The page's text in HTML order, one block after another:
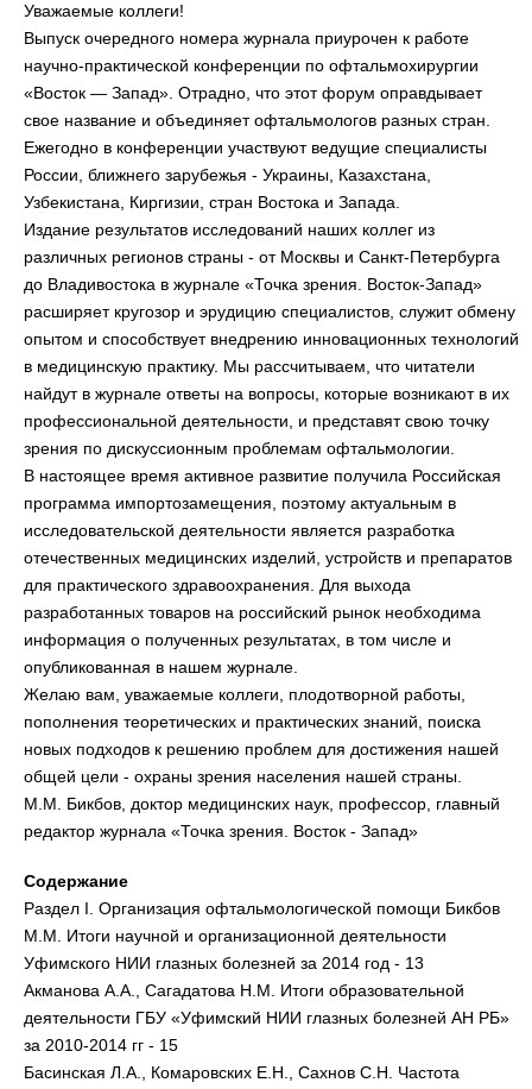
Уважаемые коллеги!
Выпуск очередного номера журнала приурочен к работе
научно-практической конференции по офтальмохирургии
«Восток — Запад». Отрадно, что этот форум оправдывает
свое название и объединяет офтальмологов разных стран.
Ежегодно в конференции участвуют ведущие специалисты
России, ближнего зарубежья - Украины, Казахстана,
Узбекистана, Киргизии, стран Востока и Запада.
Издание результатов исследований наших коллег из
различных регионов страны - от Москвы и Санкт-Петербурга
до Владивостока в журнале «Точка зрения. Восток-Запад»
расширяет кругозор и эрудицию специалистов, служит обмену
опытом и способствует внедрению инновационных технологий
в медицинскую практику. Мы рассчитываем, что читатели
найдут в журнале ответы на вопросы, которые возникают в их
профессиональной деятельности, и представят свою точку
зрения по дискуссионным проблемам офтальмологии.
В настоящее время активное развитие получила Российская
программа импортозамещения, поэтому актуальным в
исследовательской деятельности является разработка
отечественных медицинских изделий, устройств и препаратов
для практического здравоохранения. Для выхода
разработанных товаров на российский рынок необходима
информация о полученных результатах, в том числе и
опубликованная в нашем журнале.
Желаю вам, уважаемые коллеги, плодотворной работы,
пополнения теоретических и практических знаний, поиска
новых подходов к решению проблем для достижения нашей
общей цели - охраны зрения населения нашей страны.
М.М. Бикбов, доктор медицинских наук, профессор, главный
редактор журнала «Точка зрения. Восток - Запад»
Содержание
Раздел I. Организация офтальмологической помощи Бикбов
М.М. Итоги научной и организационной деятельности
Уфимского НИИ глазных болезней за 2014 год - 13
Акманова А.А., Сагадатова Н.М. Итоги образовательной
деятельности ГБУ «Уфимский НИИ глазных болезней АН РБ»
за 2010-2014 гг - 15
Басинская Л.А., Комаровских Е.Н., Сахнов С.Н. Частота